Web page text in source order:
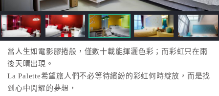
跟
飯
店
訂
房
HOT
當人生如電影膠捲般，僅數十載能揮灑色彩；而彩虹只在雨
後天晴出現。
La Palette希望旅人們不必等待繽紛的彩虹何時綻放，而是找
到心中閃耀的夢想，